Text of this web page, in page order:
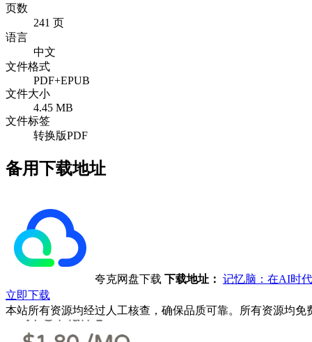
页数
241 页
语言
中文
文件格式
PDF+EPUB
文件大小
4.45 MB
文件标签
转换版PDF
备用下载地址
夸克网盘下载 下载地址： 记忆脑：在AI时
立即下载
本站所有资源均经过人工核查，确保品质可靠。所有资源均